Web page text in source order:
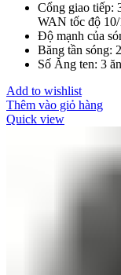
Cổng giao tiếp:
WAN tốc độ
Độ mạnh của
Băng tần sóng:
Số Ăng ten: 3
Add to wishlist
Thêm vào giỏ hàng
Quick view